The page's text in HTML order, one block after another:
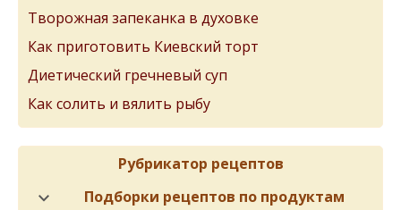
Творожная запеканка в духовке
Как приготовить Киевский торт
Диетический гречневый суп
Как солить и вялить рыбу
Рубрикатор рецептов
Подборки рецептов по продуктам